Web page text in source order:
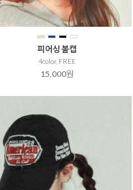
피어싱 볼캡
4color, FREE
15,000원